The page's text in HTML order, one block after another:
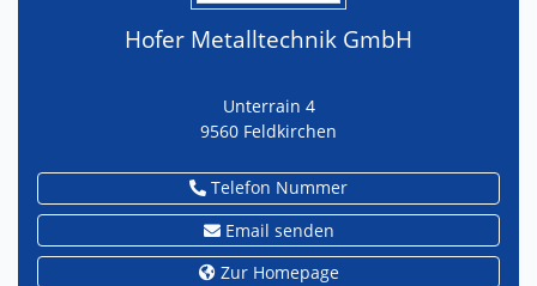
Hofer Metalltechnik GmbH
Unterrain 4
9560 Feldkirchen
Telefon Nummer
Email senden
Zur Homepage